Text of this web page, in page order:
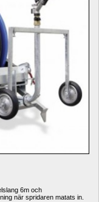
6m och
när spridaren matats in.